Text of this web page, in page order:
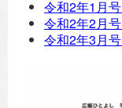
令和2年1月号
令和2年2月号
令和2年3月号